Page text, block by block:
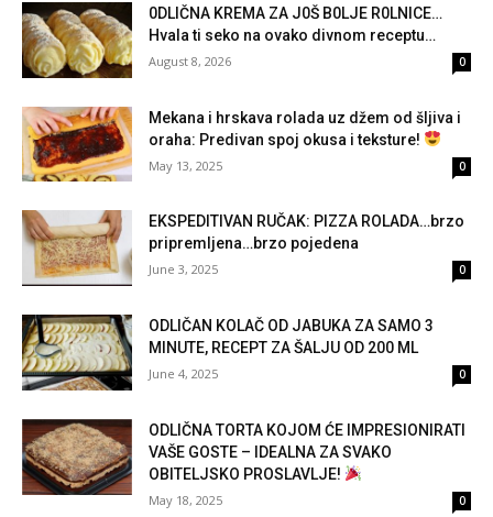
0DLIČNA KREMA ZA J0Š B0LJE R0LNICE…
Hvala ti seko na ovako divnom receptu…
August 8, 2026 0
Mekana i hrskava rolada uz džem od šljiva i
oraha: Predivan spoj okusa i teksture!
May 13, 2025 0
EKSPEDITIVAN RUČAK: PIZZA ROLADA…brzo
pripremljena…brzo pojedena
June 3, 2025 0
ODLIČAN KOLAČ OD JABUKA ZA SAMO 3
MINUTE, RECEPT ZA ŠALJU OD 200 ML
June 4, 2025 0
ODLIČNA TORTA KOJOM ĆE IMPRESIONIRATI
VAŠE GOSTE – IDEALNA ZA SVAKO
OBITELJSKO PROSLAVLJE!
May 18, 2025 0